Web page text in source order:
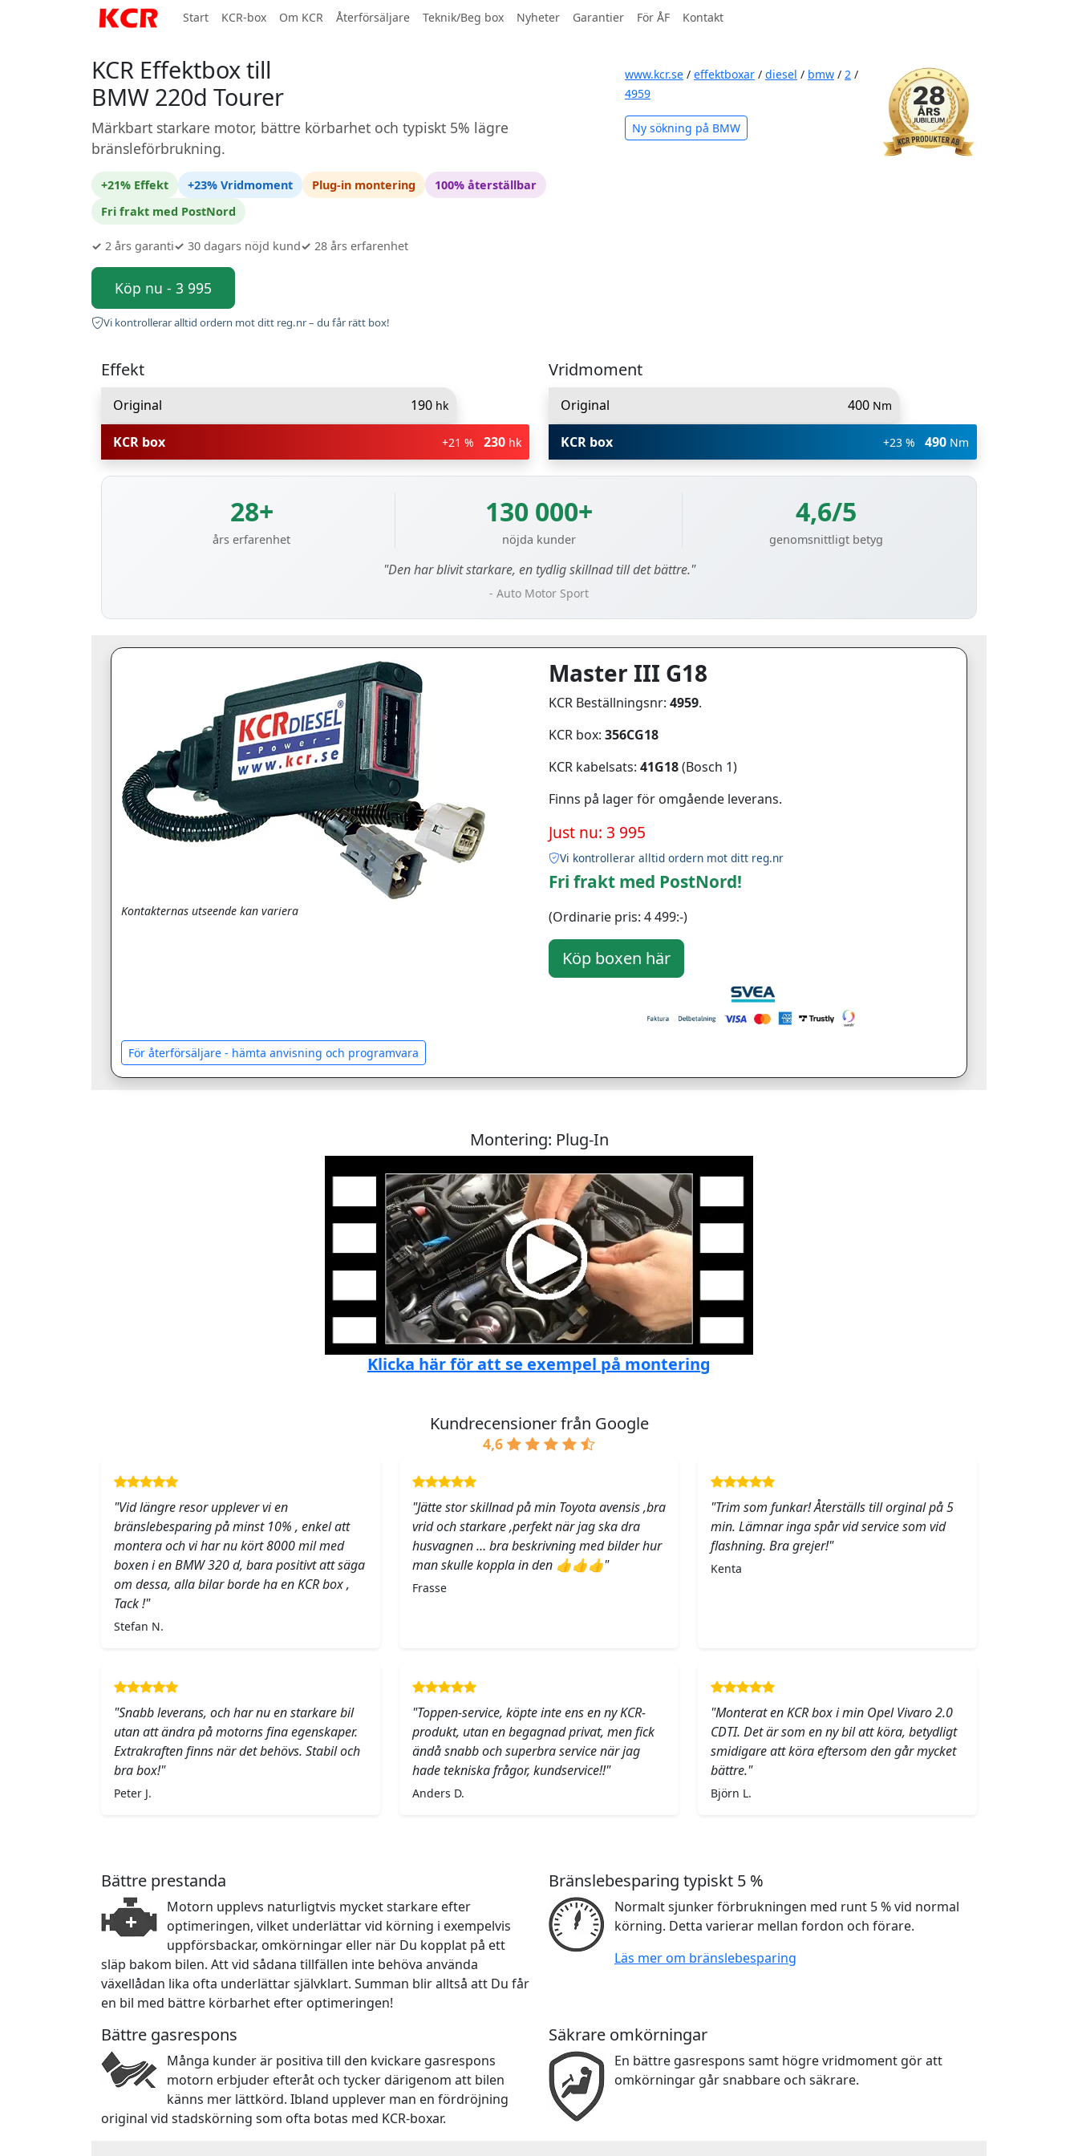
Start KCR-box Om KCR Återförsäljare Teknik/Beg box Nyheter Garantier För ÅF Kontakt
KCR Effektbox till
BMW 220d Tourer
Märkbart starkare motor, bättre körbarhet och typiskt 5% lägre
bränsleförbrukning.
+21% Effekt +23% Vridmoment Plug-in montering
100% återställbar
Fri frakt med PostNord
✓ 2 års garanti✓ 30 dagars nöjd kund✓ 28 års erfarenhet
Köp nu - 3 995
Vi kontrollerar alltid ordern mot ditt reg.nr – du får rätt box!
www.kcr.se / effektboxar / diesel / bmw / 2 /
4959
Ny sökning på BMW
Effekt
Original 190 hk
KCR box +21 % 230 hk
Vridmoment
Original 400 Nm
KCR box +23 % 490 Nm
28+
års erfarenhet
130 000+
nöjda kunder
4,6/5
genomsnittligt betyg
"Den har blivit starkare, en tydlig skillnad till det bättre."
- Auto Motor Sport
Kontakternas utseende kan variera
Master III G18
KCR Beställningsnr: 4959.
KCR box: 356CG18
KCR kabelsats: 41G18(Bosch 1)
Finns på lager för omgående leverans.
Just nu: 3 995
Vi kontrollerar alltid ordern mot ditt reg.nr
Fri frakt med PostNord!
(Ordinarie pris: 4 499:-)
För återförsäljare - hämta anvisning och programvara
Montering: Plug-In
Klicka här för att se exempel på montering
Kundrecensioner från Google
4,6
"Vid längre resor upplever vi en
bränslebesparing på minst 10% , enkel att
montera och vi har nu kört 8000 mil med
boxen i en BMW 320 d, bara positivt att säga
om dessa, alla bilar borde ha en KCR box ,
Tack !"
Stefan N.
"Jätte stor skillnad på min Toyota avensis ,bra
vrid och starkare ,perfekt när jag ska dra
husvagnen … bra beskrivning med bilder hur
man skulle koppla in den 👍👍👍"
Frasse
"Trim som funkar! Återställs till orginal på 5
min. Lämnar inga spår vid service som vid
flashning. Bra grejer!"
Kenta
"Snabb leverans, och har nu en starkare bil
utan att ändra på motorns fina egenskaper.
Extrakraften finns när det behövs. Stabil och
bra box!"
Peter J.
"Toppen-service, köpte inte ens en ny KCR-
produkt, utan en begagnad privat, men fick
ändå snabb och superbra service när jag
hade tekniska frågor, kundservice!!"
Anders D.
"Monterat en KCR box i min Opel Vivaro 2.0
CDTI. Det är som en ny bil att köra, betydligt
smidigare att köra eftersom den går mycket
bättre."
Björn L.
Bättre prestanda
Motorn upplevs naturligtvis mycket starkare efter
optimeringen, vilket underlättar vid körning i exempelvis
uppförsbackar, omkörningar eller när Du kopplat på ett
släp bakom bilen. Att vid sådana tillfällen inte behöva använda
växellådan lika ofta underlättar självklart. Summan blir alltså att Du får
en bil med bättre körbarhet efter optimeringen!
Bränslebesparing typiskt 5 %
Normalt sjunker förbrukningen med runt 5 % vid normal
körning. Detta varierar mellan fordon och förare.
Läs mer om bränslebesparing
Bättre gasrespons
Många kunder är positiva till den kvickare gasrespons
motorn erbjuder efteråt och tycker därigenom att bilen
känns mer lättkörd. Ibland upplever man en fördröjning
original vid stadskörning som ofta botas med KCR-boxar.
Säkrare omkörningar
En bättre gasrespons samt högre vridmoment gör att
omkörningar går snabbare och säkrare.